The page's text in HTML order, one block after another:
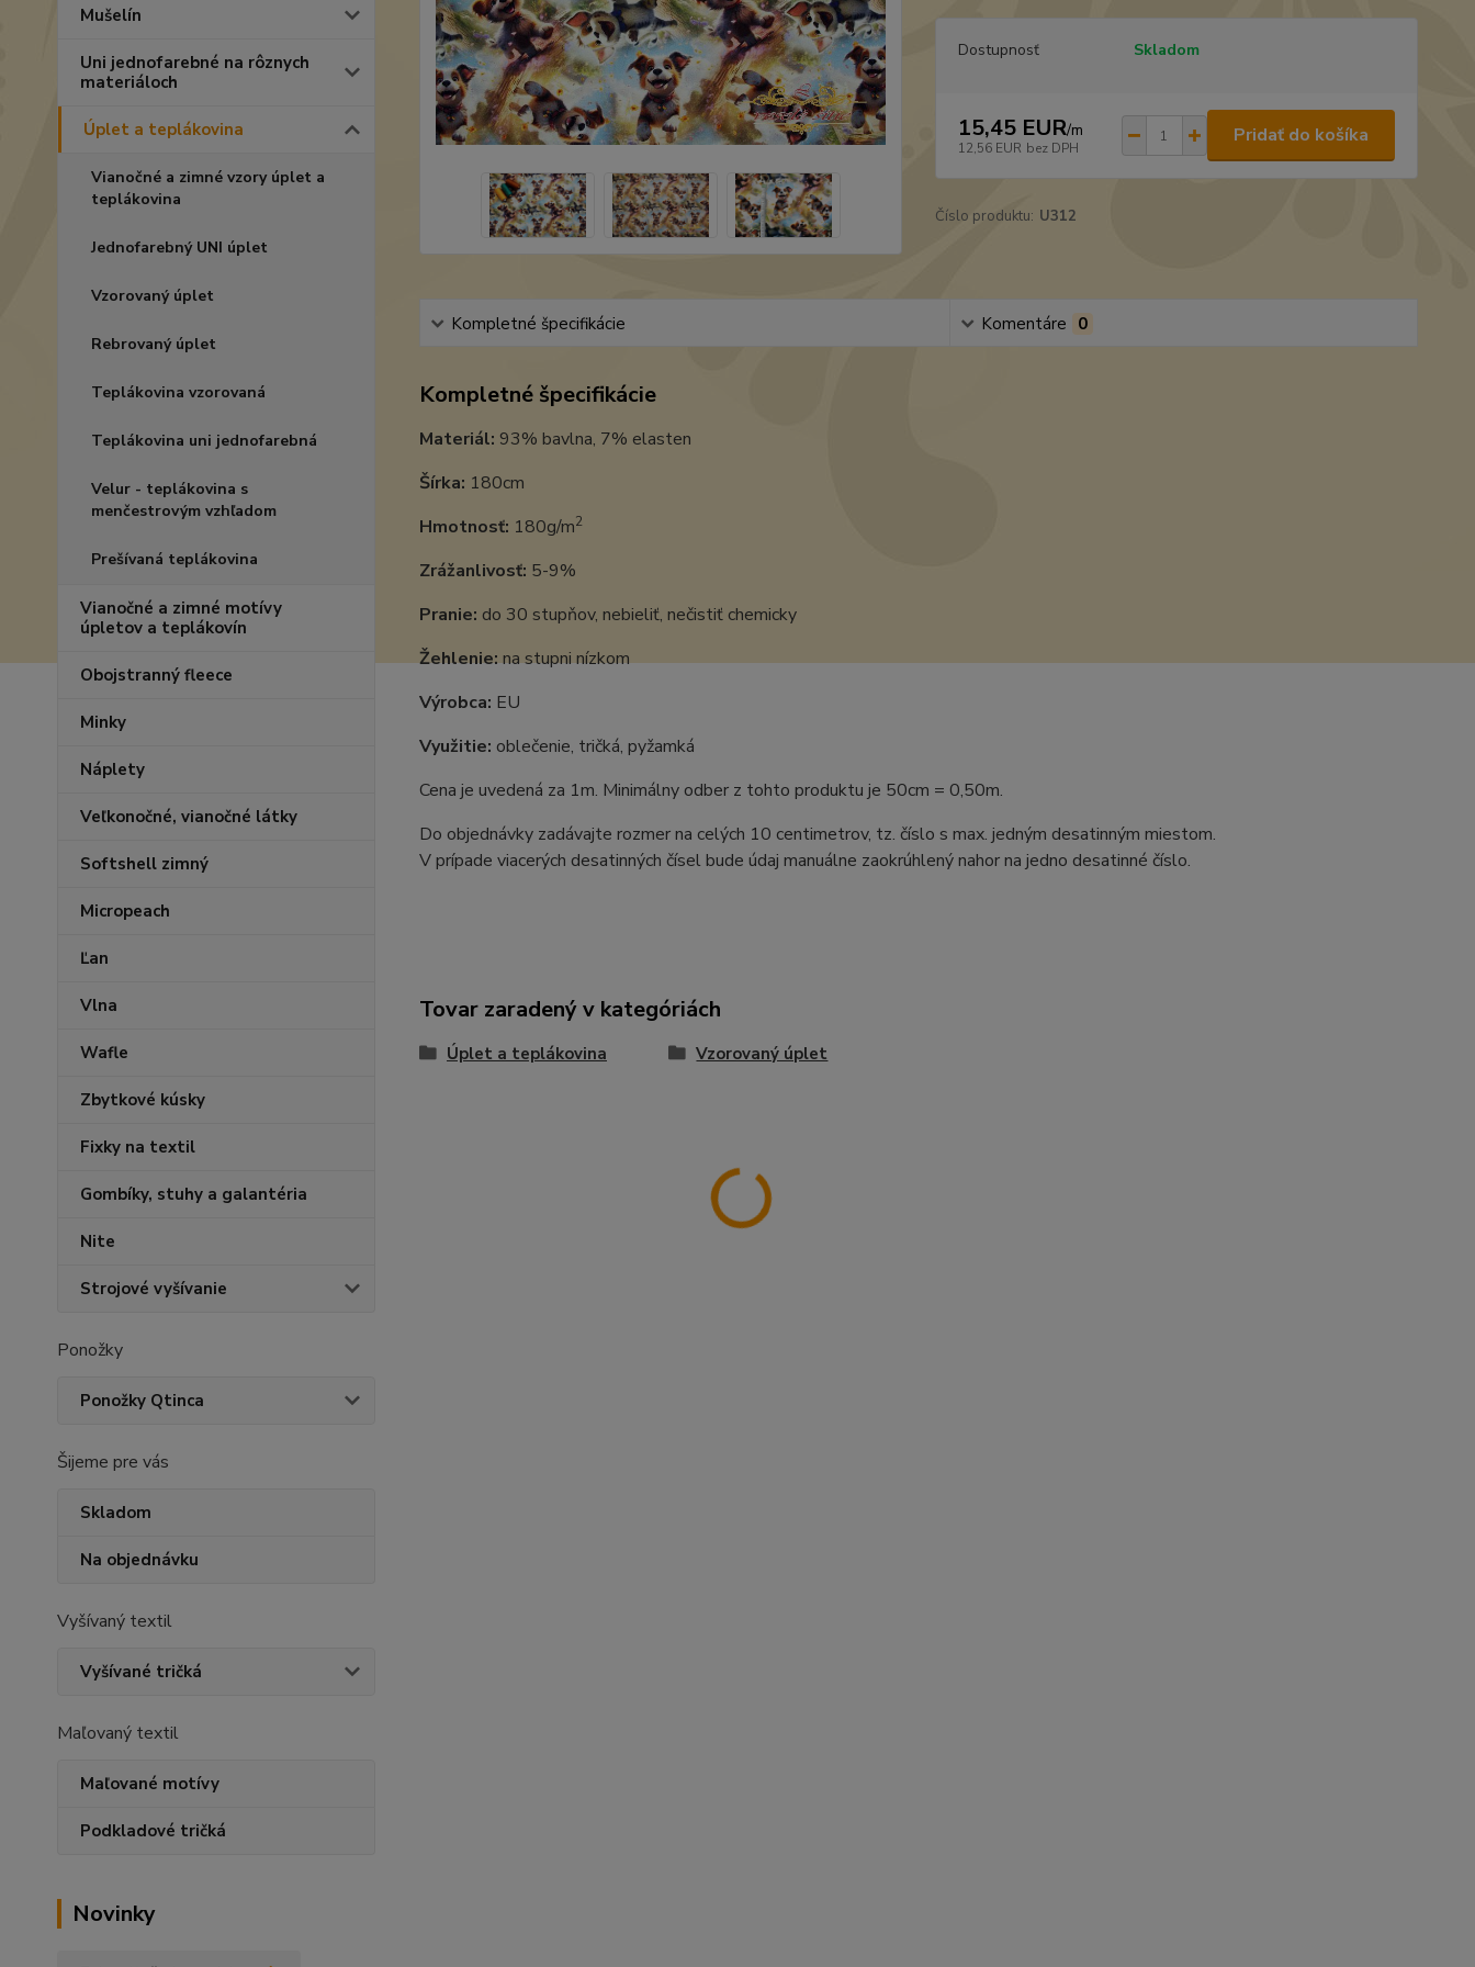
Mušelín
Uni jednofarebné na rôznych
materiáloch
Úplet a teplákovina
Vianočné a zimné vzory úplet a
teplákovina
Jednofarebný UNI úplet
Vzorovaný úplet
Rebrovaný úplet
Teplákovina vzorovaná
Teplákovina uni jednofarebná
Velur - teplákovina s
menčestrovým vzhľadom
Prešívaná teplákovina
Vianočné a zimné motívy
úpletov a teplákovín
Obojstranný fleece
Minky
Náplety
Veľkonočné, vianočné látky
Softshell zimný
Micropeach
Ľan
Vlna
Wafle
Zbytkové kúsky
Fixky na textil
Gombíky, stuhy a galantéria
Nite
Strojové vyšívanie
Ponožky
Ponožky Qtinca
Šijeme pre vás
Skladom
Na objednávku
Vyšívaný textil
Vyšívané tričká
Maľovaný textil
Maľované motívy
Podkladové tričká
Novinky
Dostupnosť Skladom
15,45 EUR/m
12,56 EUR bez DPH
Pridať do košíka
Číslo produktu: U312
Kompletné špecifikácie Komentáre 0
Kompletné špecifikácie
Materiál: 93% bavlna, 7% elasten
Šírka: 180cm
Hmotnosť: 180g/m2
Zrážanlivosť: 5-9%
Pranie: do 30 stupňov, nebieliť, nečistiť chemicky
Žehlenie:na stupni nízkom
Výrobca: EU
Využitie: oblečenie, tričká, pyžamká
Cena je uvedená za 1m. Minimálny odber z tohto produktu je 50cm = 0,50m.
Do objednávky zadávajte rozmer na celých 10 centimetrov, tz. číslo s max. jedným desatinným miestom.
V prípade viacerých desatinných čísel bude údaj manuálne zaokrúhlený nahor na jedno desatinné číslo.
Tovar zaradený v kategóriách
Úplet a teplákovina Vzorovaný úplet